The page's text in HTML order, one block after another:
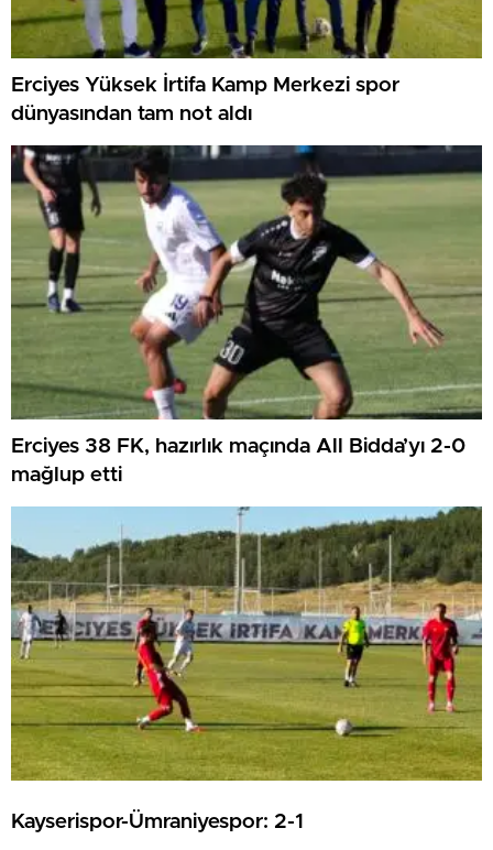
Erciyes Yüksek İrtifa Kamp Merkezi spor
dünyasından tam not aldı
Erciyes 38 FK, hazırlık maçında All Bidda’yı 2-0
mağlup etti
Kayserispor-Ümraniyespor: 2-1